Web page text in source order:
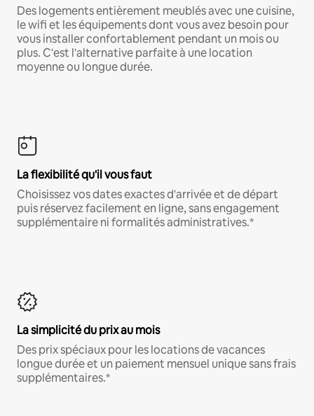
Des logements entièrement meublés avec une cuisine,
le wifi et les équipements dont vous avez besoin pour
vous installer confortablement pendant un mois ou
plus. C'est l'alternative parfaite à une location
moyenne ou longue durée.
La flexibilité qu'il vous faut
Choisissez vos dates exactes d'arrivée et de départ
puis réservez facilement en ligne, sans engagement
supplémentaire ni formalités administratives.*
La simplicité du prix au mois
Des prix spéciaux pour les locations de vacances
longue durée et un paiement mensuel unique sans frais
supplémentaires.*